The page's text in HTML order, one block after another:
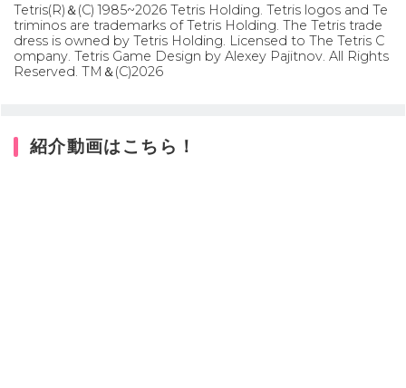
Tetris(R)＆(C) 1985~2026 Tetris Holding. Tetris logos and Te
triminos are trademarks of Tetris Holding. The Tetris trade
dress is owned by Tetris Holding. Licensed to The Tetris C
ompany. Tetris Game Design by Alexey Pajitnov. All Rights
Reserved. TM＆(C)2026
紹介動画はこちら！